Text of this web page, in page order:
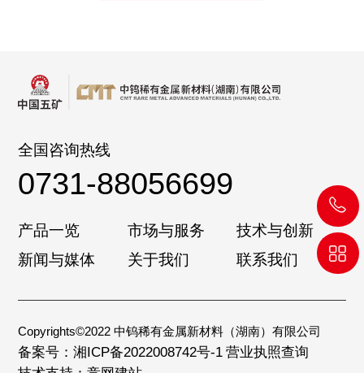
全国咨询热线
0731-88056699
产品一览 市场与服务
技术与创新
新闻与媒体
关于我们 联系我们
Copyrights©2022 中钨稀有金属新材料（湖南）有限公司
备案号：湘ICP备2022008742号-1 营业执照查询